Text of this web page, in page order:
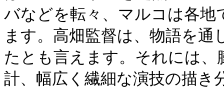
バなどを転々、マルコは各地
ます。高畑監督は、物語を
たとも言えます。それには
計、幅広く繊細な演技の描き